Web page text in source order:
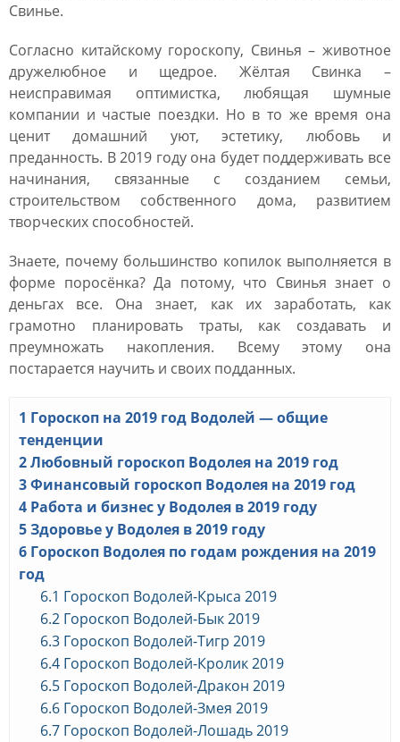
Свинье.
Согласно китайскому гороскопу, Свинья – животное
дружелюбное и щедрое. Жёлтая Свинка –
неисправимая оптимистка, любящая шумные
компании и частые поездки. Но в то же время она
ценит домашний уют, эстетику, любовь и
преданность. В 2019 году она будет поддерживать все
начинания, связанные с созданием семьи,
строительством собственного дома, развитием
творческих способностей.
Знаете, почему большинство копилок выполняется в
форме поросёнка? Да потому, что Свинья знает о
деньгах все. Она знает, как их заработать, как
грамотно планировать траты, как создавать и
преумножать накопления. Всему этому она
постарается научить и своих подданных.
1 Гороскоп на 2019 год Водолей — общие
тенденции
2Любовный гороскоп Водолея на 2019 год
3Финансовый гороскоп Водолея на 2019 год
4 Работа и бизнес у Водолея в 2019 году
5Здоровье у Водолея в 2019 году
6 Гороскоп Водолея по годам рождения на 2019
год
6.1 Гороскоп Водолей-Крыса 2019
6.2 Гороскоп Водолей-Бык 2019
6.3 Гороскоп Водолей-Тигр 2019
6.4 Гороскоп Водолей-Кролик 2019
6.5 Гороскоп Водолей-Дракон 2019
6.6 Гороскоп Водолей-Змея 2019
6.7 Гороскоп Водолей-Лошадь 2019